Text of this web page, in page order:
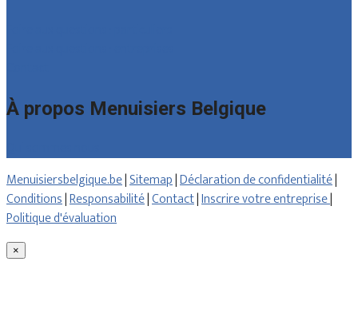
À propos Menuisiers Belgique
Menuisiersbelgique.be|Sitemap|Déclaration de confidentialité|
Conditions|Responsabilité|Contact|Inscrire votre entreprise|
Politique d'évaluation
×